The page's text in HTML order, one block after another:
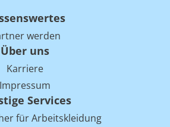
werden
Über uns
Karriere
Impressum
Services
für Arbeitskleidung